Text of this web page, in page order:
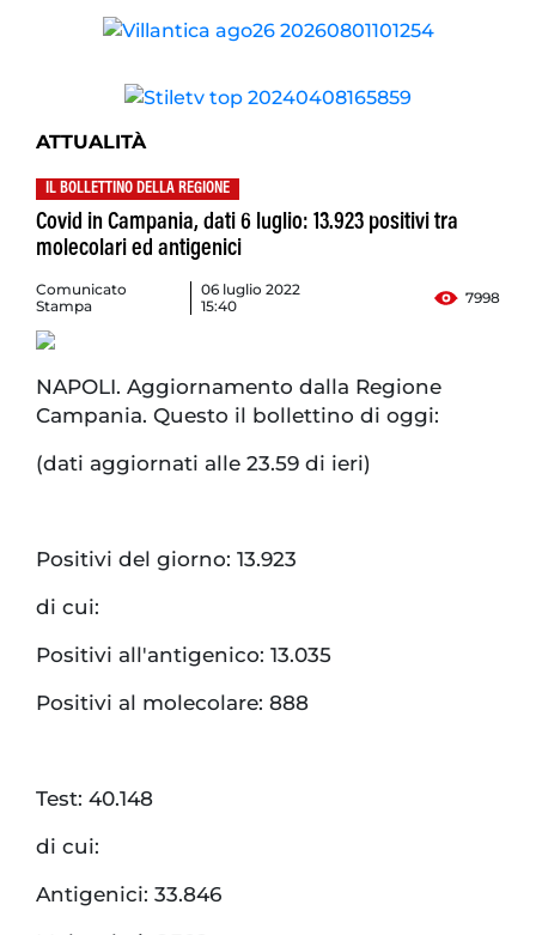
ATTUALITÀ
IL BOLLETTINO DELLA REGIONE
Covid in Campania, dati 6 luglio: 13.923 positivi tra
molecolari ed antigenici
Comunicato
Stampa
06 luglio 2022
15:40
7998
NAPOLI. Aggiornamento dalla Regione
Campania. Questo il bollettino di oggi:
(dati aggiornati alle 23.59 di ieri)
Positivi del giorno: 13.923
di cui:
Positivi all'antigenico: 13.035
Positivi al molecolare: 888
Test: 40.148
di cui:
Antigenici: 33.846